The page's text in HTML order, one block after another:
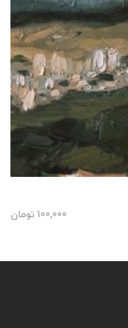
100,000 تومان